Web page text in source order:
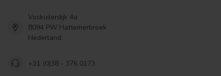
Voskuilerdijk 4a
8094 PW Hattemerbroek
Nederland
+31 (0)38 - 376 0173